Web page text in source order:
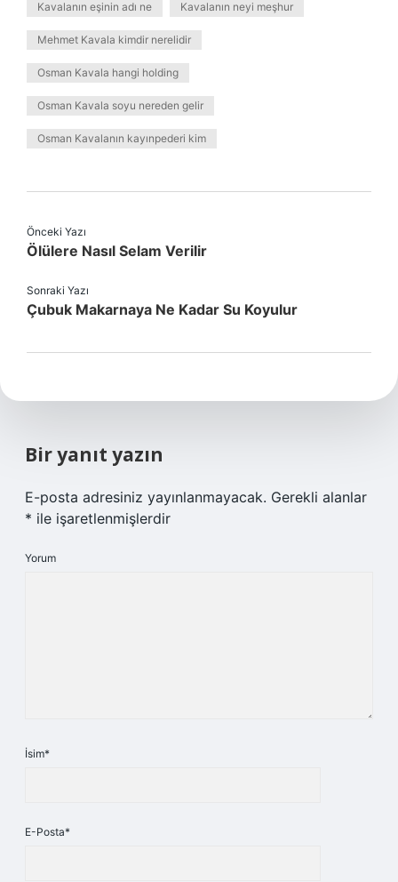
Kavalanın eşinin adı ne Kavalanın neyi meşhur
Mehmet Kavala kimdir nerelidir
Osman Kavala hangi holding
Osman Kavala soyu nereden gelir
Osman Kavalanın kayınpederi kim
Önceki Yazı
Ölülere Nasıl Selam Verilir
Sonraki Yazı
Çubuk Makarnaya Ne Kadar Su Koyulur
Bir yanıt yazın
E-posta adresiniz yayınlanmayacak. Gerekli alanlar
* ile işaretlenmişlerdir
Yorum
İsim*
E-Posta*